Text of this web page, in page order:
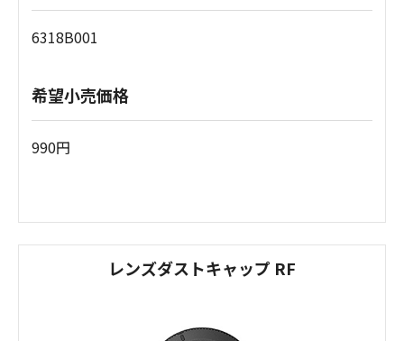
6318B001
希望小売価格
990円
レンズダストキャップ RF